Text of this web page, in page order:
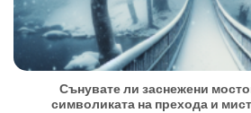
Сънувате ли заснежени
символиката на прехода и